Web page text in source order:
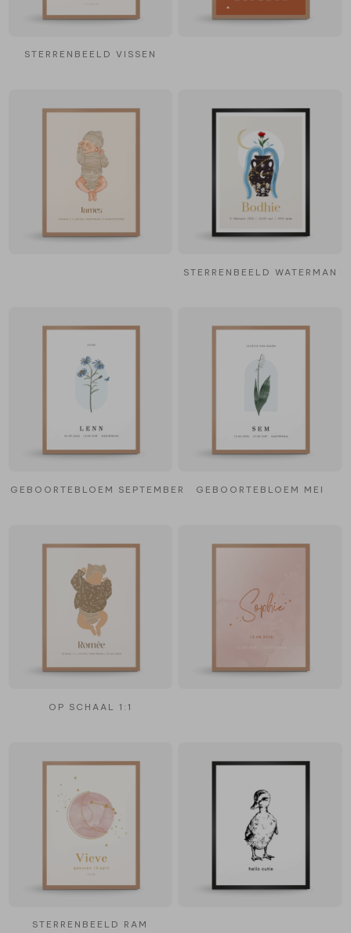
STERRENBEELD VISSEN
STERRENBEELD WATERMAN
GEBOORTEBLOEM SEPTEMBER GEBOORTEBLOEM MEI
OP SCHAAL 1:1
STERRENBEELD RAM